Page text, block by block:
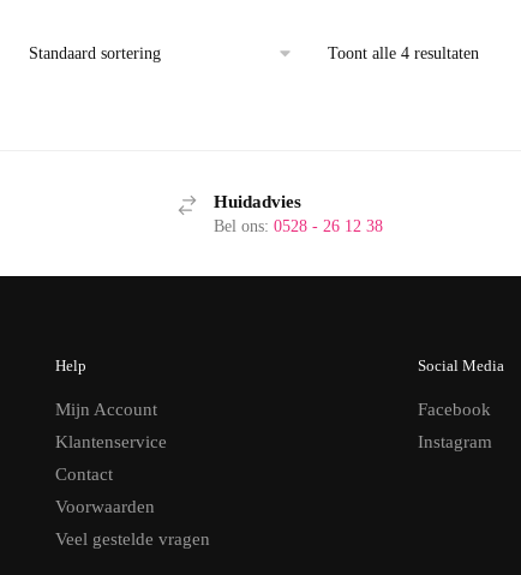
Toont alle 4 resultaten
Huidadvies
Bel ons:0528 - 26 12 38
Help
Mijn Account
Klantenservice
Contact
Voorwaarden
Veel gestelde vragen
Social Media
Facebook
Instagram